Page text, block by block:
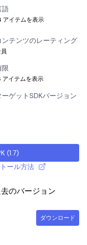
語
アイテムを表示
ンテンツのレーティング
限
アイテムを表示
ーゲットSDKバージョン
(1.7)
ール方法
のバージョン
ダウンロード